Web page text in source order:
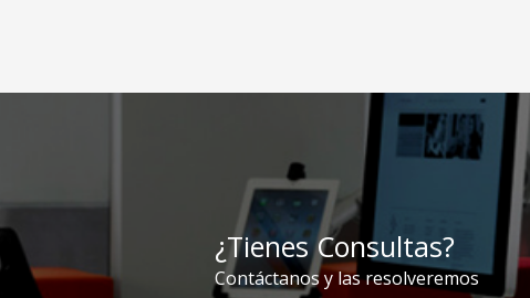
¿Tienes Consultas?
Contáctanos y las resolveremos